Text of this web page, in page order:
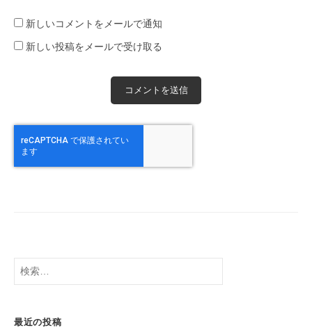
新しいコメントをメールで通知
新しい投稿をメールで受け取る
検
索:
最近の投稿